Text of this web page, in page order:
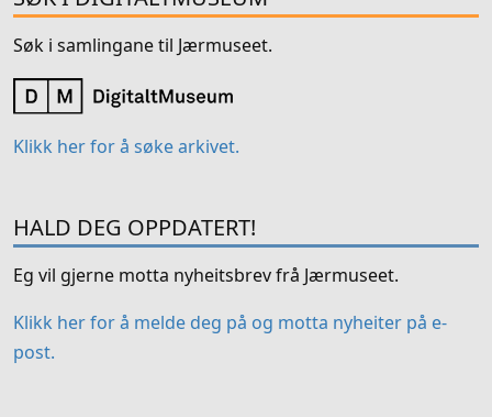
Søk i samlingane til Jærmuseet.
Klikk her for å søke arkivet.
HALD DEG OPPDATERT!
Eg vil gjerne motta nyheitsbrev frå Jærmuseet.
Klikk her for å melde deg på og motta nyheiter på e-
post.